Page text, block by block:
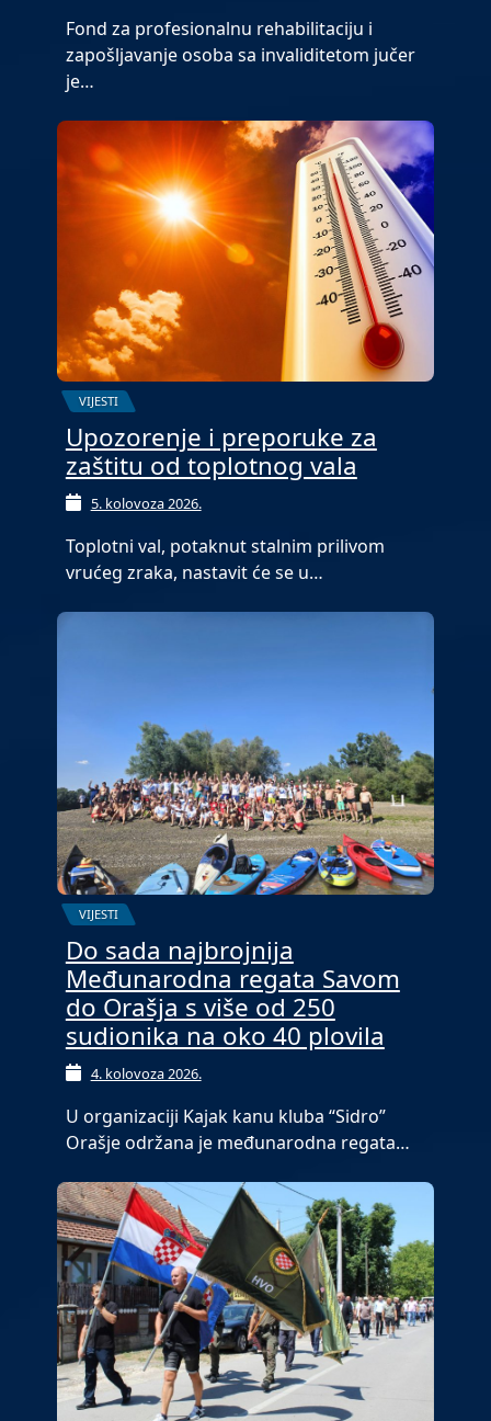
Fond za profesionalnu rehabilitaciju i
zapošljavanje osoba sa invaliditetom jučer
je…
VIJESTI
Upozorenje i preporuke za
zaštitu od toplotnog vala
5. kolovoza 2026.
Toplotni val, potaknut stalnim prilivom
vrućeg zraka, nastavit će se u…
VIJESTI
Do sada najbrojnija
Međunarodna regata Savom
do Orašja s više od 250
sudionika na oko 40 plovila
4. kolovoza 2026.
U organizaciji Kajak kanu kluba “Sidro”
Orašje održana je međunarodna regata…